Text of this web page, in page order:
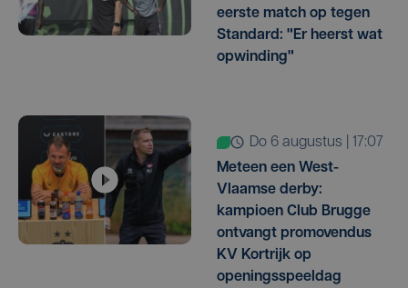
eerste match op tegen
Standard: "Er heerst wat
opwinding"
do 6 augustus | 17:07
Meteen een West-
Vlaamse derby:
kampioen Club Brugge
ontvangt promovendus
KV Kortrijk op
openingsspeeldag